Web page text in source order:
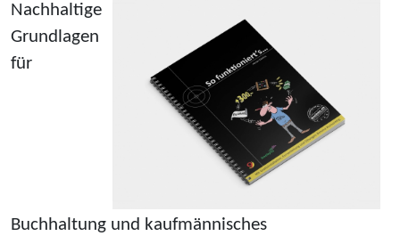
Nachhaltige
Grundlagen
für
Buchhaltung und kaufmännisches